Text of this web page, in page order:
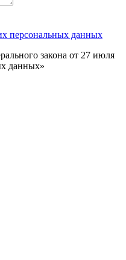
персональных данных
закона от 27 июля
данных»